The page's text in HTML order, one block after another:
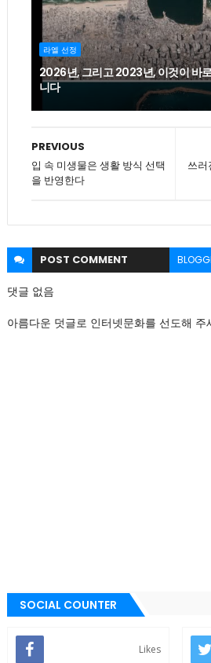
라엘 선정
2026년, 그리고 2023년, 이것이 바
니다
쓰
PREVIOUS
입 속 미생물은 생활 방식 선택
을 반영한다
POST COMMENT
댓글 없음
아름다운 덧글로 인터넷문화를 선도해 주
SOCIAL COUNTER
Likes